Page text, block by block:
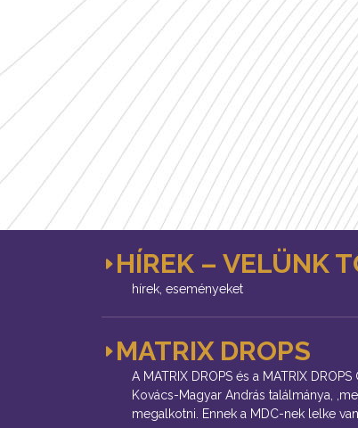
HÍREK – VELÜNK
hírek, eseményeket
MATRIX DROPS
A MATRIX DROPS és a MATRIX
Kovács-Magyar András találmánya,
megalkotni. Ennek a MDC-nek lelke